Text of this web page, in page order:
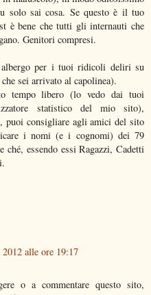
solo sai cosa. Se questo è il tuo
è bene che tutti gli internauti che
Genitori compresi.
per i tuoi ridicoli deliri su
sei arrivato al capolinea).
tempo libero (lo vedo dai tuoi
statistico del mio sito),
puoi consigliare agli amici del sito
i nomi (e i cognomi) dei 79
ché, essendo essi Ragazzi, Cadetti
2012 alle ore 19:17
o a commentare questo sito,